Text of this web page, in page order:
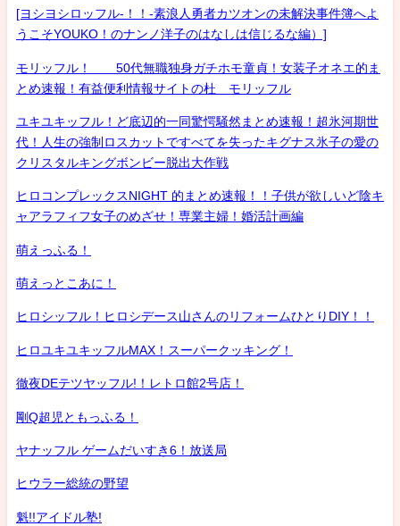
[ヨシヨシロッフル-！！-素浪人勇者カツオンの未解決事件簿へよ
うこそYOUKO！のナンノ洋子のはなしは信じるな編）]
モリッフル！ 50代無職独身ガチホモ童貞！女装子オネエ的ま
とめ速報！有益便利情報サイトの杜 モリッフル
ユキユキッフル！ど底辺的一同驚愕騒然まとめ速報！超氷河期世
代！人生の強制ロスカットですべてを失ったキグナス氷子の愛の
クリスタルキングボンビー脱出大作戦
ヒロコンプレックスNIGHT 的まとめ速報！！子供が欲しいど陰キ
ャアラフィフ女子のめざせ！専業主婦！婚活計画編
萌えっふる！
萌えっとこあに！
ヒロシッフル！ヒロシデース山さんのリフォームひとりDIY！！
ヒロユキユキッフルMAX！スーパークッキング！
徹夜DEテツヤッフル!！レトロ館2号店！
剛Q超児ともっふる！
ヤナッフル ゲームだいすき6！放送局
ヒウラー総統の野望
魁!!アイドル塾!